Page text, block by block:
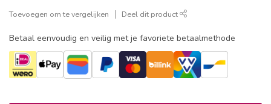
Toevoegen om te vergelijken Deel dit product
Betaal eenvoudig en veilig met je favoriete betaalmethode